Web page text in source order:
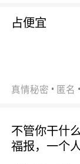
占便宜
真情秘密 匿名
不管你干什
福报，一个